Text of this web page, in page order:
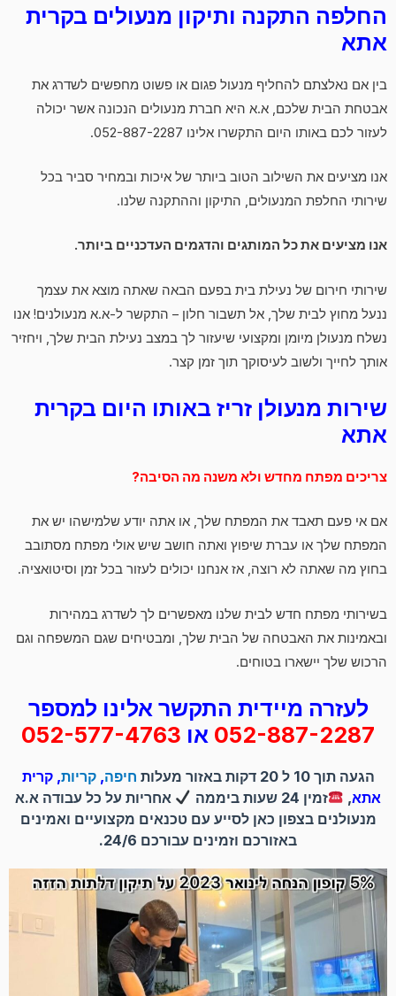
החלפה התקנה ותיקון מנעולים בקרית
אתא
בין אם נאלצתם להחליף מנעול פגום או פשוט מחפשים לשדרג את
אבטחת הבית שלכם, א.א היא חברת מנעולים הנכונה אשר יכולה
לעזור לכם באותו היום התקשרו אלינו 052-887-2287.
אנו מציעים את השילוב הטוב ביותר של איכות ובמחיר סביר בכל
שירותי החלפת המנעולים, התיקון וההתקנה שלנו.
אנו מציעים את כל המותגים והדגמים העדכניים ביותר.
שירותי חירום של נעילת בית בפעם הבאה שאתה מוצא את עצמך
ננעל מחוץ לבית שלך, אל תשבור חלון – התקשר ל-א.א מנעולנים! אנו
נשלח מנעולן מיומן ומקצועי שיעזור לך במצב נעילת הבית שלך, ויחזיר
אותך לחייך ולשוב לעיסוקך תוך זמן קצר.
שירות מנעולן זריז באותו היום בקרית
אתא
צריכים מפתח מחדש ולא משנה מה הסיבה?
אם אי פעם תאבד את המפתח שלך, או אתה יודע שלמישהו יש את
המפתח שלך או עברת שיפוץ ואתה חושב שיש אולי מפתח מסתובב
בחוץ מה שאתה לא רוצה, אז אנחנו יכולים לעזור בכל זמן וסיטואציה.
בשירותי מפתח חדש לבית שלנו מאפשרים לך לשדרג במהירות
ובאמינות את האבטחה של הבית שלך, ומבטיחים שגם המשפחה וגם
הרכוש שלך יישארו בטוחים.
לעזרה מיידית התקשר אלינו למספר
052-887-2287 או 052-577-4763
הגעה תוך 10 ל 20 דקות באזור מעלות חיפה,קריות, קרית
אתא, זמין 24 שעות ביממה
אחריות על כל עבודה א.א
מנעולנים בצפון כאן לסייע עם טכנאים מקצועיים ואמינים
באזורכם וזמינים עבורכם 24/6.